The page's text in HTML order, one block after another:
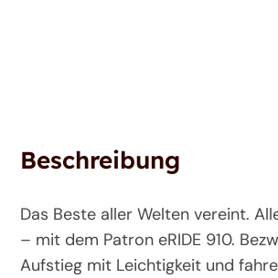
Beschreibung
Das Beste aller Welten vereint.
– mit dem Patron eRIDE 910.
Aufstieg mit Leichtigkeit und